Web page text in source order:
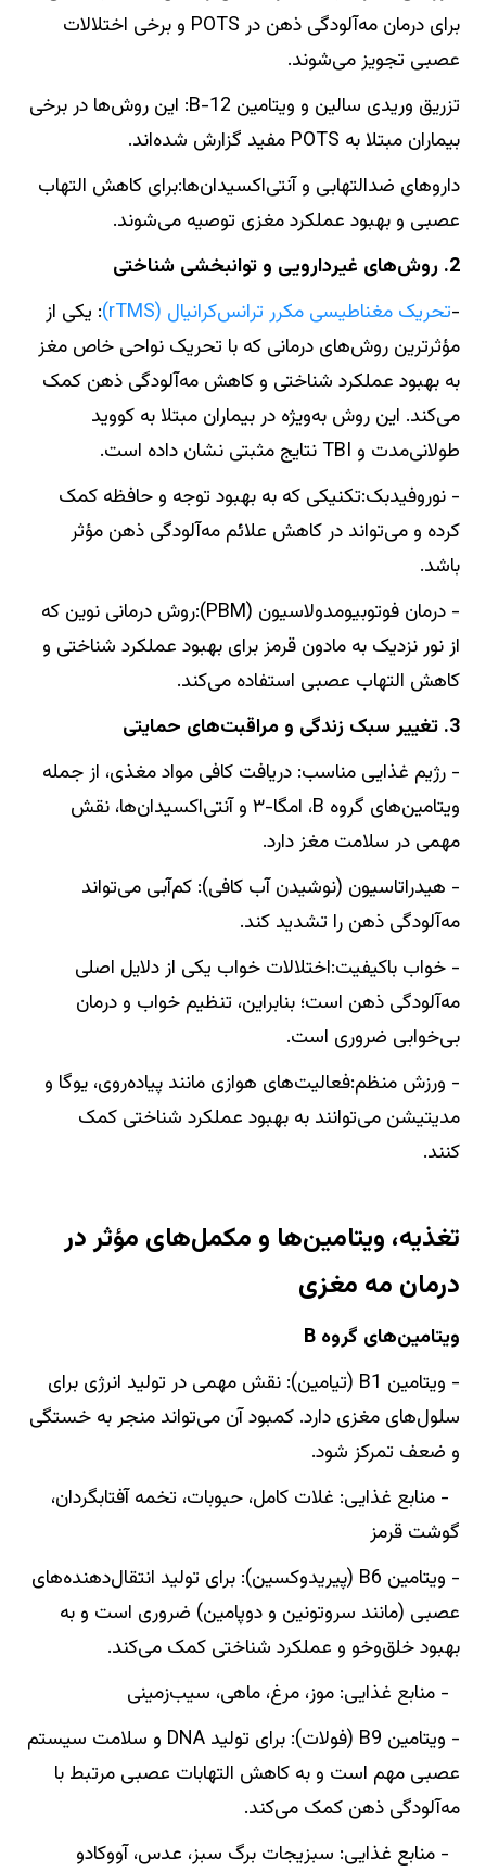
برای درمان مه‌آلودگی ذهن در POTS و برخی اختلالات
عصبی تجویز می‌شوند.
تزریق وریدی سالین و ویتامین B-12: این روش‌ها در برخی
بیماران مبتلا به POTS مفید گزارش شده‌اند.
داروهای ضدالتهابی و آنتی‌اکسیدان‌ها:برای کاهش التهاب
عصبی و بهبود عملکرد مغزی توصیه می‌شوند.
2. روش‌های غیردارویی و توانبخشی شناختی
-تحریک مغناطیسی مکرر ترانس‌کرانیال (rTMS)
: یکی از
مؤثرترین روش‌های درمانی که با تحریک نواحی خاص مغز
به بهبود عملکرد شناختی و کاهش مه‌آلودگی ذهن کمک
می‌کند. این روش به‌ویژه در بیماران مبتلا به کووید
طولانی‌مدت و TBI نتایج مثبتی نشان داده است.
- نوروفیدبک:تکنیکی که به بهبود توجه و حافظه کمک
کرده و می‌تواند در کاهش علائم مه‌آلودگی ذهن مؤثر
باشد.
- درمان فوتوبیومدولاسیون (PBM):روش درمانی نوین که
از نور نزدیک به مادون قرمز برای بهبود عملکرد شناختی و
کاهش التهاب عصبی استفاده می‌کند.
3. تغییر سبک زندگی و مراقبت‌های حمایتی
- رژیم غذایی مناسب: دریافت کافی مواد مغذی، از جمله
ویتامین‌های گروه B، امگا-۳ و آنتی‌اکسیدان‌ها، نقش
مهمی در سلامت مغز دارد.
- هیدراتاسیون (نوشیدن آب کافی): کم‌آبی می‌تواند
مه‌آلودگی ذهن را تشدید کند.
- خواب باکیفیت:اختلالات خواب یکی از دلایل اصلی
مه‌آلودگی ذهن است؛ بنابراین، تنظیم خواب و درمان
بی‌خوابی ضروری است.
- ورزش منظم:فعالیت‌های هوازی مانند پیاده‌روی، یوگا و
مدیتیشن می‌توانند به بهبود عملکرد شناختی کمک
کنند.
تغذیه، ویتامین‌ها و مکمل‌های مؤثر در
درمان مه‌ مغزی
ویتامین‌های گروه B
- ویتامین B1 (تیامین): نقش مهمی در تولید انرژی برای
سلول‌های مغزی دارد. کمبود آن می‌تواند منجر به خستگی
و ضعف تمرکز شود.
- منابع غذایی: غلات کامل، حبوبات، تخمه آفتابگردان،
گوشت قرمز
- ویتامین B6 (پیریدوکسین): برای تولید انتقال‌دهنده‌های
عصبی (مانند سروتونین و دوپامین) ضروری است و به
بهبود خلق‌وخو و عملکرد شناختی کمک می‌کند.
- منابع غذایی: موز، مرغ، ماهی، سیب‌زمینی
- ویتامین B9 (فولات): برای تولید DNA و سلامت سیستم
عصبی مهم است و به کاهش التهابات عصبی مرتبط با
مه‌آلودگی ذهن کمک می‌کند.
- منابع غذایی: سبزیجات برگ سبز، عدس، آووکادو